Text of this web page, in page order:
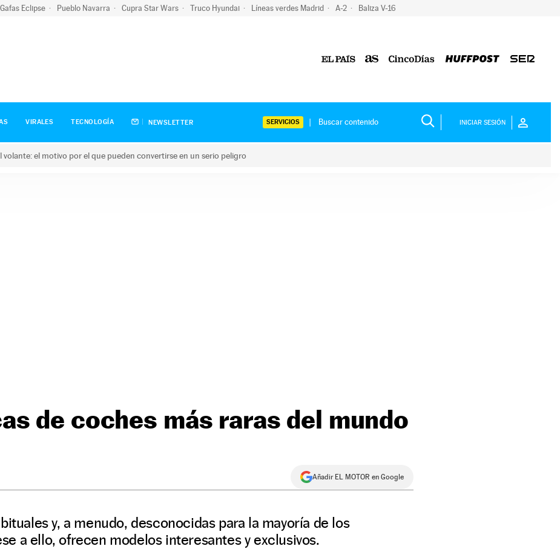
Gafas Eclipse Pueblo Navarra Cupra Star Wars Truco Hyundai Líneas verdes Madrid A-2 Baliza V-16
VIRALES TECNOLOGÍA NEWSLETTER SERVICIOS INICIAR SESIÓN
volante: el motivo por el que pueden convertirse en un serio peligro
de coches más raras del mundo
Añadir EL MOTOR en Google
y, a menudo, desconocidas para la mayoría de los
a ello, ofrecen modelos interesantes y exclusivos.